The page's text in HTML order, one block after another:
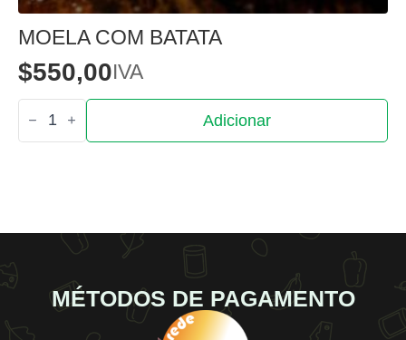
MOELA COM BATATA
$550,00IVA
Quantidade
de
Moela
Adicionar
MÉTODOS DE PAGAMENTO